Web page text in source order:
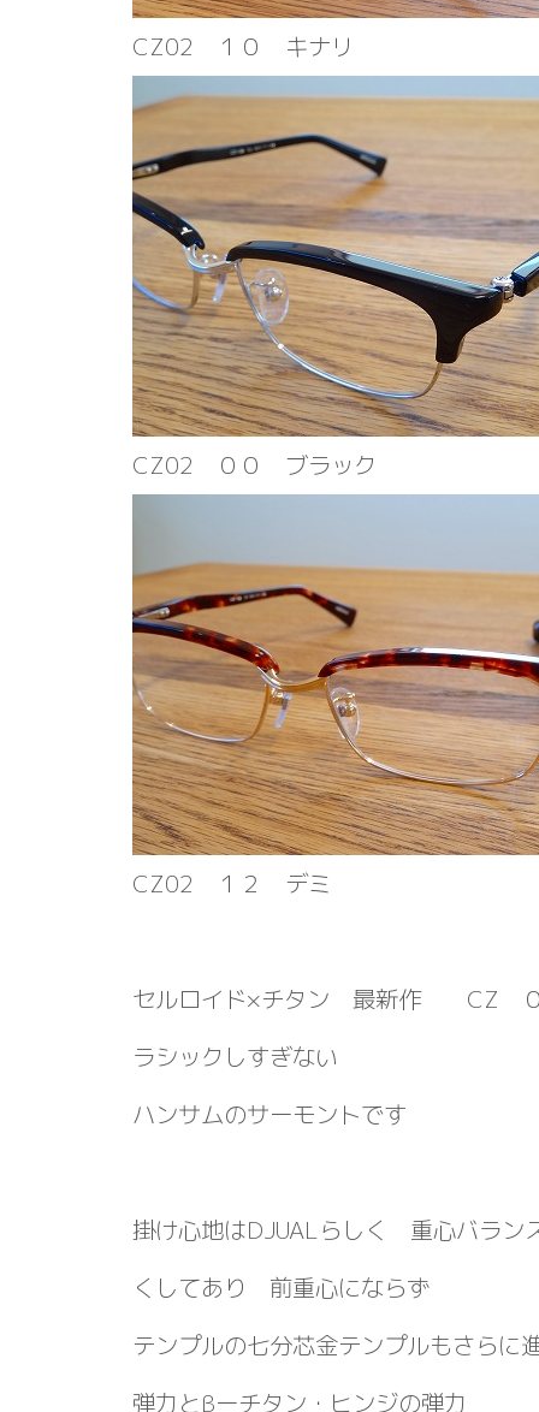
CZ02 １０ キナリ
CZ02 ００ ブラック
CZ02 １２ デミ
セルロイド×チタン 最新作 CZ
ラシックしすぎない
ハンサムのサーモントです
掛け心地はDJUALらしく 重心バラン
くしてあり 前重心にならず
テンプルの七分芯金テンプルもさら
弾力とβーチタン・ヒンジの弾力